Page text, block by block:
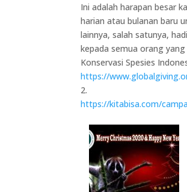
Ini adalah harapan besar
harian atau bulanan baru
lainnya, salah satunya,
kepada semua orang
Konservasi Spesies
https://
2.
https://kitabisa.com/